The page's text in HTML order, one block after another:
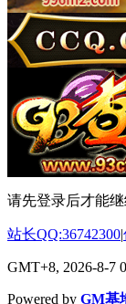
请先登录后才能
站长QQ:36742300|
GMT+8, 2026-8-7
Powered by GM基